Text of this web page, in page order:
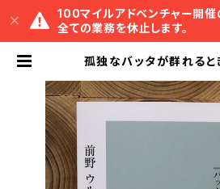
100マイルアドベンチャー開
全ての業務を休止します。
孤独なバッタが群れる